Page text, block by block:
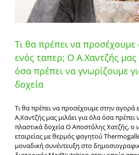
Τι θα πρέπει να
ενός ταπερ; Ο Α.Χαντζής μας
όσα πρέπει να γνωρίζουμε
δοχεία
Τι θα πρέπει να προσέχουμε στην αγορά
Α.Χαντζής μας μιλάει για όλα όσα πρέπει
πλαστικά δοχεία Ο Αποστόλης Χατζής, ο
εταιρείας με θερμός φαγητού
μοναδική συνέντευξη στο